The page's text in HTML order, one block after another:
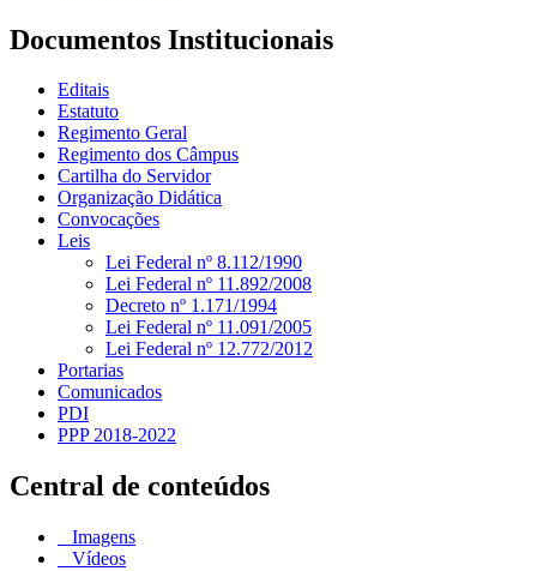
Documentos Institucionais
Editais
Estatuto
Regimento Geral
Regimento dos Câmpus
Cartilha do Servidor
Organização Didática
Convocações
Leis
Lei Federal nº 8.112/1990
Lei Federal nº 11.892/2008
Decreto nº 1.171/1994
Lei Federal nº 11.091/2005
Lei Federal nº 12.772/2012
Portarias
Comunicados
PDI
PPP 2018-2022
Central de conteúdos
Imagens
Vídeos